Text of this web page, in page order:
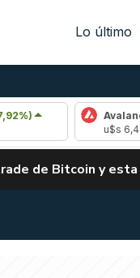
Lo último
Avalanche (-
de Bitcoin y